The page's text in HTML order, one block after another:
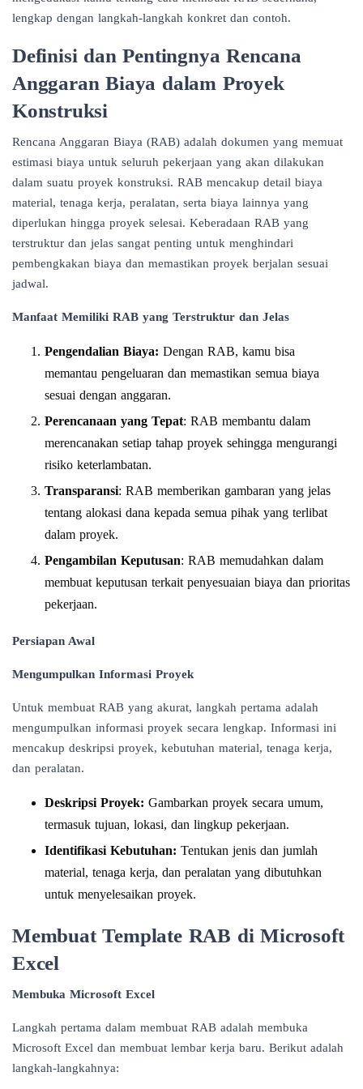
lengkap dengan langkah-langkah konkret dan contoh.
Definisi dan Pentingnya Rencana
Anggaran Biaya dalam Proyek
Konstruksi
Rencana Anggaran Biaya (RAB) adalah dokumen yang memuat
estimasi biaya untuk seluruh pekerjaan yang akan dilakukan
dalam suatu proyek konstruksi. RAB mencakup detail biaya
material, tenaga kerja, peralatan, serta biaya lainnya yang
diperlukan hingga proyek selesai. Keberadaan RAB yang
terstruktur dan jelas sangat penting untuk menghindari
pembengkakan biaya dan memastikan proyek berjalan sesuai
jadwal.
Manfaat Memiliki RAB yang Terstruktur dan Jelas
Pengendalian Biaya: Dengan RAB, kamu bisa
memantau pengeluaran dan memastikan semua biaya
sesuai dengan anggaran.
Perencanaan yang Tepat: RAB membantu dalam
merencanakan setiap tahap proyek sehingga mengurangi
risiko keterlambatan.
Transparansi: RAB memberikan gambaran yang jelas
tentang alokasi dana kepada semua pihak yang terlibat
dalam proyek.
Pengambilan Keputusan: RAB memudahkan dalam
membuat keputusan terkait penyesuaian biaya dan prioritas
pekerjaan.
Persiapan Awal
Mengumpulkan Informasi Proyek
Untuk membuat RAB yang akurat, langkah pertama adalah
mengumpulkan informasi proyek secara lengkap. Informasi ini
mencakup deskripsi proyek, kebutuhan material, tenaga kerja,
dan peralatan.
Deskripsi Proyek: Gambarkan proyek secara umum,
termasuk tujuan, lokasi, dan lingkup pekerjaan.
Identifikasi Kebutuhan: Tentukan jenis dan jumlah
material, tenaga kerja, dan peralatan yang dibutuhkan
untuk menyelesaikan proyek.
Membuat Template RAB di Microsoft
Excel
Membuka Microsoft Excel
Langkah pertama dalam membuat RAB adalah membuka
Microsoft Excel dan membuat lembar kerja baru. Berikut adalah
langkah-langkahnya: